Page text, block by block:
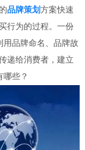
品牌策划 方案快速
行为的过程。一份
用品牌命名、品牌故
递给消费者，建立
哪些？